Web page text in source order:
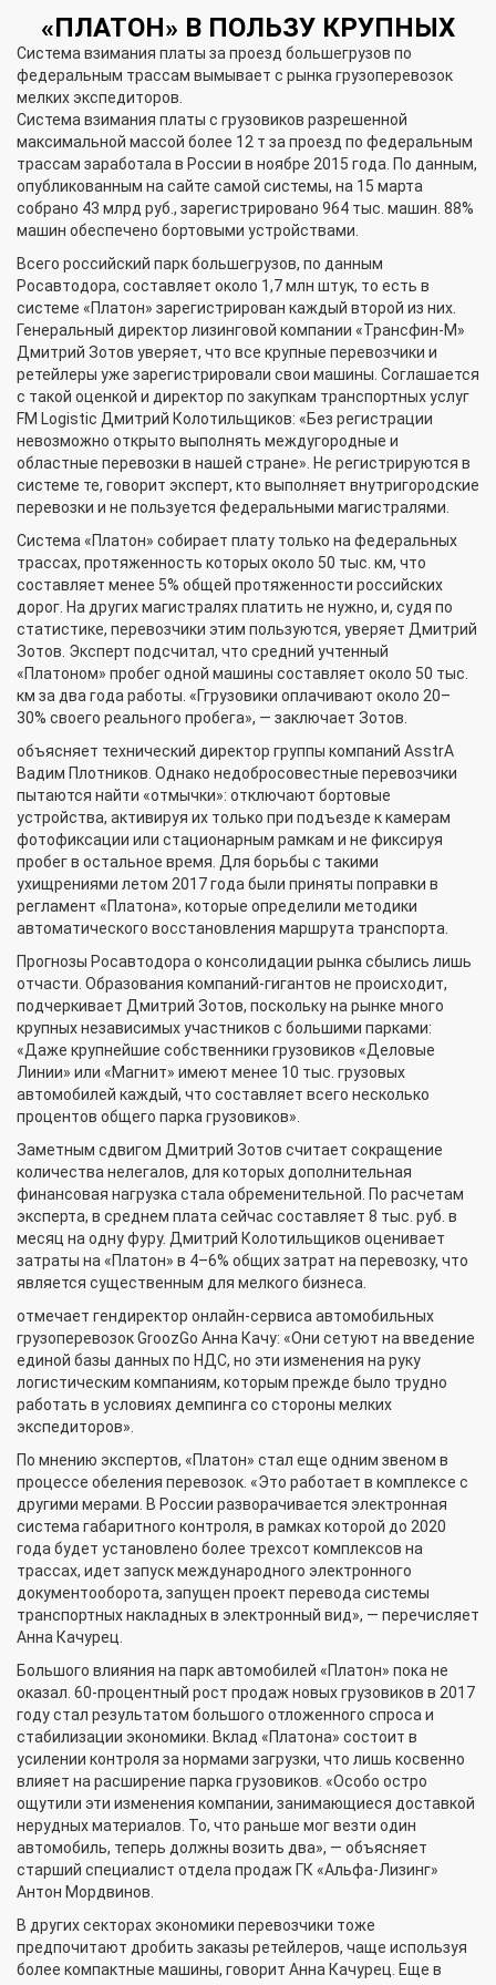
«ПЛАТОН» В ПОЛЬЗУ КРУПНЫХ
Система взимания платы за проезд большегрузов по
федеральным трассам вымывает с рынка грузоперевозок
мелких экспедиторов.
Система взимания платы с грузовиков разрешенной
максимальной массой более 12 т за проезд по федеральным
трассам заработала в России в ноябре 2015 года. По данным,
опубликованным на сайте самой системы, на 15 марта
собрано 43 млрд руб., зарегистрировано 964 тыс. машин. 88%
машин обеспечено бортовыми устройствами.
Всего российский парк большегрузов, по данным
Росавтодора, составляет около 1,7 млн штук, то есть в
системе «Платон» зарегистрирован каждый второй из них.
Генеральный директор лизинговой компании «Трансфин-М»
Дмитрий Зотов уверяет, что все крупные перевозчики и
ретейлеры уже зарегистрировали свои машины. Соглашается
с такой оценкой и директор по закупкам транспортных услуг
FM Logistic Дмитрий Колотильщиков: «Без регистрации
невозможно открыто выполнять междугородные и
областные перевозки в нашей стране». Не регистрируются в
системе те, говорит эксперт, кто выполняет внутригородские
перевозки и не пользуется федеральными магистралями.
Система «Платон» собирает плату только на федеральных
трассах, протяженность которых около 50 тыс. км, что
составляет менее 5% общей протяженности российских
дорог. На других магистралях платить не нужно, и, судя по
статистике, перевозчики этим пользуются, уверяет Дмитрий
Зотов. Эксперт подсчитал, что средний учтенный
«Платоном» пробег одной машины составляет около 50 тыс.
км за два года работы. «Ггрузовики оплачивают около 20–
30% своего реального пробега», — заключает Зотов.
объясняет технический директор группы компаний AsstrA
Вадим Плотников. Однако недобросовестные перевозчики
пытаются найти «отмычки»: отключают бортовые
устройства, активируя их только при подъезде к камерам
фотофиксации или стационарным рамкам и не фиксируя
пробег в остальное время. Для борьбы с такими
ухищрениями летом 2017 года были приняты поправки в
регламент «Платона», которые определили методики
автоматического восстановления маршрута транспорта.
Прогнозы Росавтодора о консолидации рынка сбылись лишь
отчасти. Образования компаний-гигантов не происходит,
подчеркивает Дмитрий Зотов, поскольку на рынке много
крупных независимых участников с большими парками:
«Даже крупнейшие собственники грузовиков «Деловые
Линии» или «Магнит» имеют менее 10 тыс. грузовых
автомобилей каждый, что составляет всего несколько
процентов общего парка грузовиков».
Заметным сдвигом Дмитрий Зотов считает сокращение
количества нелегалов, для которых дополнительная
финансовая нагрузка стала обременительной. По расчетам
эксперта, в среднем плата сейчас составляет 8 тыс. руб. в
месяц на одну фуру. Дмитрий Колотильщиков оценивает
затраты на «Платон» в 4–6% общих затрат на перевозку, что
является существенным для мелкого бизнеса.
отмечает гендиректор онлайн-сервиса автомобильных
грузоперевозок GroozGo Анна Качу: «Они сетуют на введение
единой базы данных по НДС, но эти изменения на руку
логистическим компаниям, которым прежде было трудно
работать в условиях демпинга со стороны мелких
экспедиторов».
По мнению экспертов, «Платон» стал еще одним звеном в
процессе обеления перевозок. «Это работает в комплексе с
другими мерами. В России разворачивается электронная
система габаритного контроля, в рамках которой до 2020
года будет установлено более трехсот комплексов на
трассах, идет запуск международного электронного
документооборота, запущен проект перевода системы
транспортных накладных в электронный вид», — перечисляет
Анна Качурец.
Большого влияния на парк автомобилей «Платон» пока не
оказал. 60-процентный рост продаж новых грузовиков в 2017
году стал результатом большого отложенного спроса и
стабилизации экономики. Вклад «Платона» состоит в
усилении контроля за нормами загрузки, что лишь косвенно
влияет на расширение парка грузовиков. «Особо остро
ощутили эти изменения компании, занимающиеся доставкой
нерудных материалов. То, что раньше мог везти один
автомобиль, теперь должны возить два», — объясняет
старший специалист отдела продаж ГК «Альфа-Лизинг»
Антон Мордвинов.
В других секторах экономики перевозчики тоже
предпочитают дробить заказы ретейлеров, чаще используя
более компактные машины, говорит Анна Качурец. Еще в